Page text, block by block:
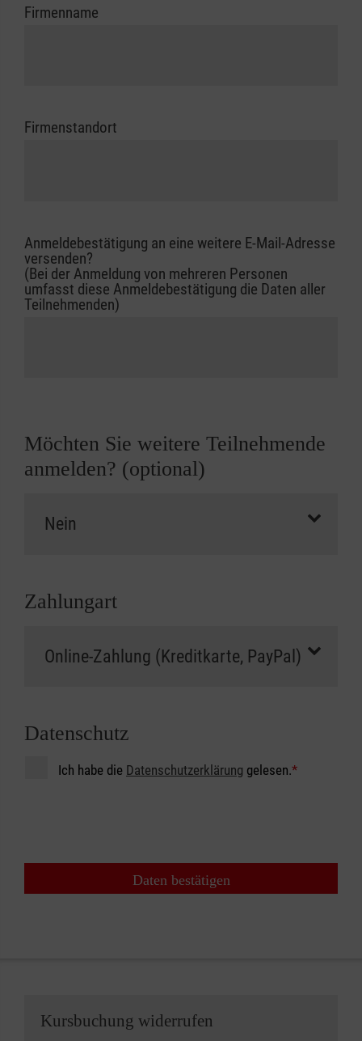
Firmenname
Firmenstandort
Anmeldebestätigung an eine weitere E-Mail-Adresse
versenden?
(Bei der Anmeldung von mehreren Personen
umfasst diese Anmeldebestätigung die Daten aller
Teilnehmenden)
Möchten Sie weitere Teilnehmende
anmelden? (optional)
Zahlungart
Datenschutz
Ich habe die Datenschutzerklärung gelesen.*
Daten bestätigen
Kursbuchung widerrufen